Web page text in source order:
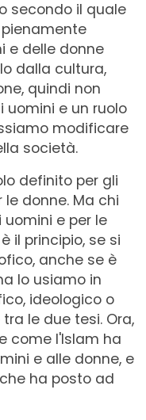
secondo il quale
e delle donne
dalla cultura,
quindi non
uomini e un ruolo
modificare
società.
definito per gli
donne. Ma chi
e per le
il principio, se si
anche se è
lo usiamo in
ideologico o
le due tesi. Ora,
come l'Islam ha
e alle donne, e
ha posto ad